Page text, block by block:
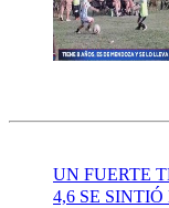
UN FUERTE
4,6 SE